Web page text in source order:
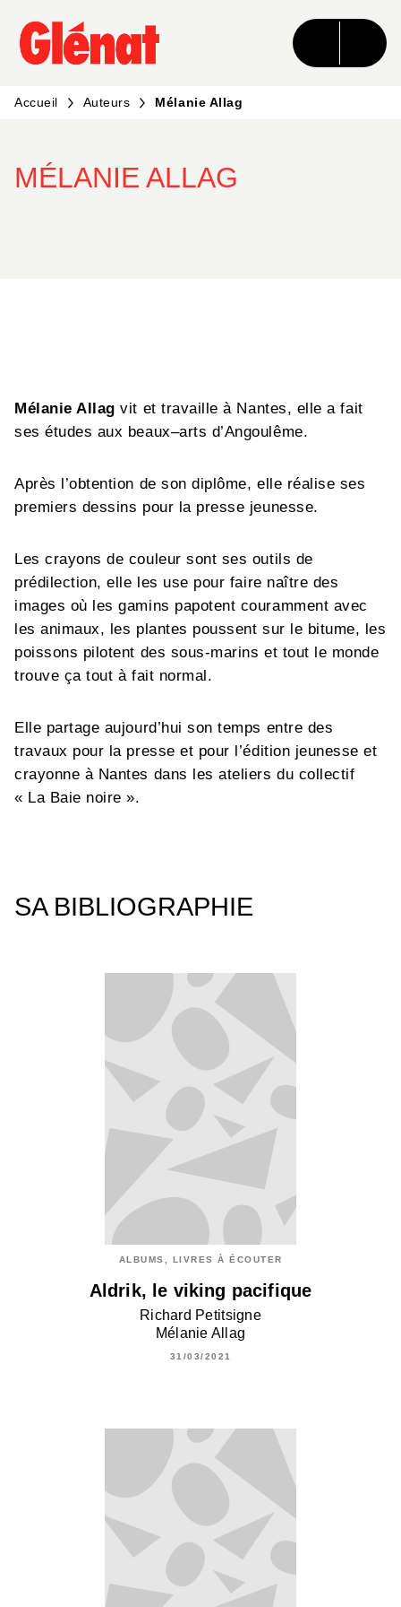
MENU RECHERCHE CONTENU
PIED DE PAGE
Accueil Auteurs Mélanie Allag
MÉLANIE ALLAG
Mélanie Allag vit et travaille à Nantes, elle a fait
ses études aux beaux–arts d’Angoulême.
Après l’obtention de son diplôme, elle réalise ses
premiers dessins pour la presse jeunesse.
Les crayons de couleur sont ses outils de
prédilection, elle les use pour faire naître des
images où les gamins papotent couramment avec
les animaux, les plantes poussent sur le bitume, les
poissons pilotent des sous-marins et tout le monde
trouve ça tout à fait normal.
Elle partage aujourd’hui son temps entre des
travaux pour la presse et pour l’édition jeunesse et
crayonne à Nantes dans les ateliers du collectif
« La Baie noire ».
SA BIBLIOGRAPHIE
ALBUMS, LIVRES À ÉCOUTER
Aldrik, le viking pacifique
Richard Petitsigne
Mélanie Allag
31/03/2021